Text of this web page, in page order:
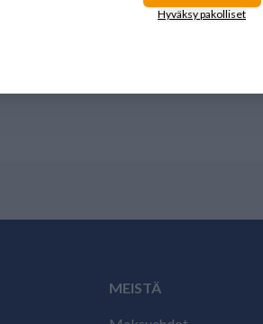
MEISTÄ
Hyväksy pakolliset